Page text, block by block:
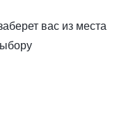
вас из места